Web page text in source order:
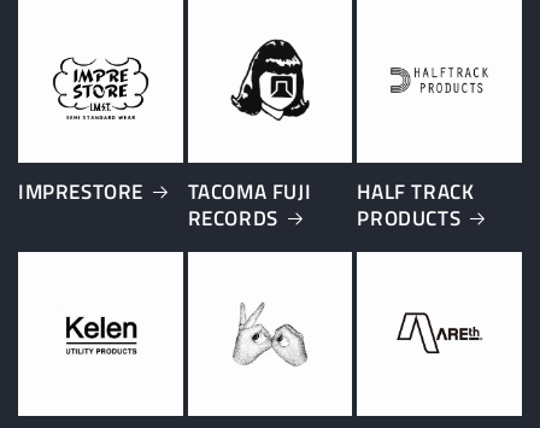
IMPRESTORE
TACOMA FUJI
RECORDS
HALF TRACK
PRODUCTS